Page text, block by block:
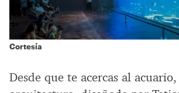
Cortesía
Desde que te acercas al